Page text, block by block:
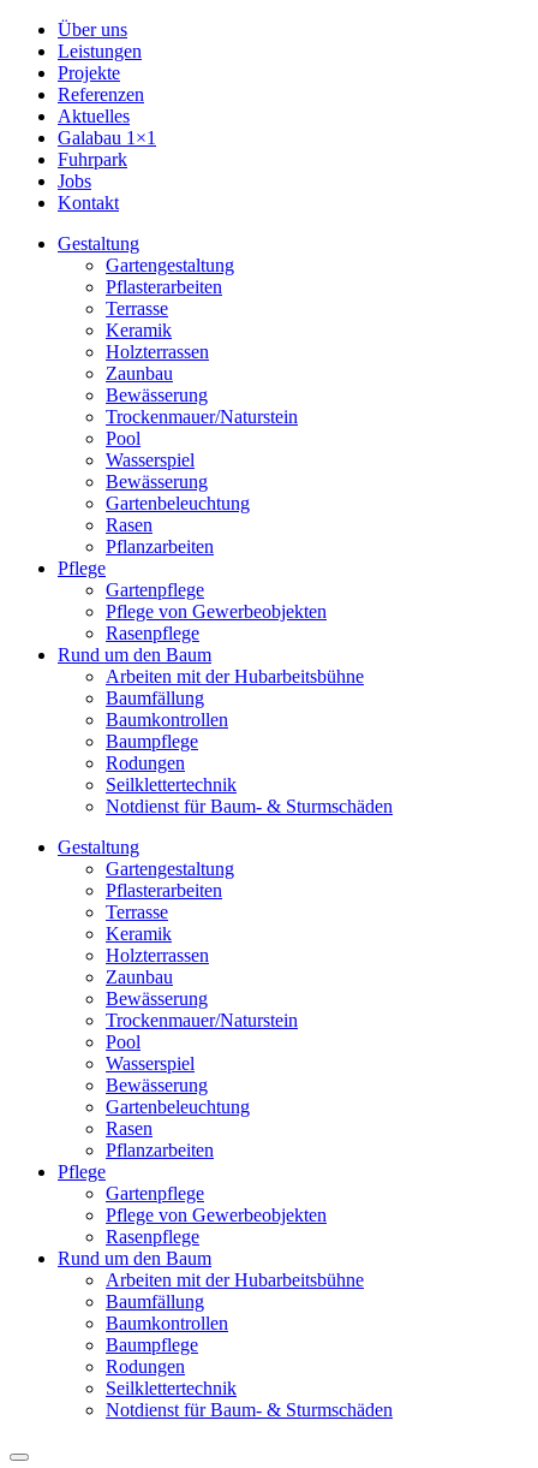
Über uns
Leistungen
Projekte
Referenzen
Aktuelles
Galabau 1×1
Fuhrpark
Jobs
Kontakt
Gestaltung
Gartengestaltung
Pflasterarbeiten
Terrasse
Keramik
Holzterrassen
Zaunbau
Bewässerung
Trockenmauer/Naturstein
Pool
Wasserspiel
Bewässerung
Gartenbeleuchtung
Rasen
Pflanzarbeiten
Pflege
Gartenpflege
Pflege von Gewerbeobjekten
Rasenpflege
Rund um den Baum
Arbeiten mit der Hubarbeitsbühne
Baumfällung
Baumkontrollen
Baumpflege
Rodungen
Seilklettertechnik
Notdienst für Baum- & Sturmschäden
Gestaltung
Gartengestaltung
Pflasterarbeiten
Terrasse
Keramik
Holzterrassen
Zaunbau
Bewässerung
Trockenmauer/Naturstein
Pool
Wasserspiel
Bewässerung
Gartenbeleuchtung
Rasen
Pflanzarbeiten
Pflege
Gartenpflege
Pflege von Gewerbeobjekten
Rasenpflege
Rund um den Baum
Arbeiten mit der Hubarbeitsbühne
Baumfällung
Baumkontrollen
Baumpflege
Rodungen
Seilklettertechnik
Notdienst für Baum- & Sturmschäden